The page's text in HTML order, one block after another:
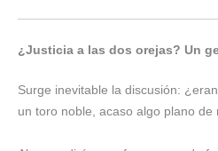
¿Justicia a las dos orejas? Un
Surge inevitable la discusión:
un toro noble, acaso algo plano de